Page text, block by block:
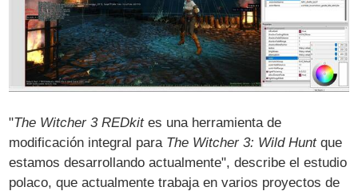
"The Witcher 3 REDkites una herramienta de
modificación integral para The Witcher 3: Wild Huntque
estamos desarrollando actualmente", describe el estudio
polaco, que actualmente trabaja en varios proyectos de